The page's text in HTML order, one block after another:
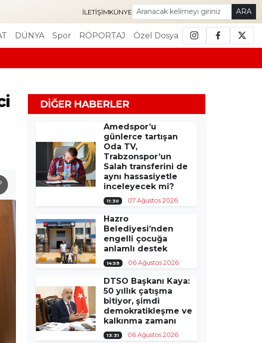
İLETIŞIMKÜNYE ARA
DÜNYA Spor RÖPORTAJ Özel Dosya
DIĞER HABERLER
Amedspor’u
günlerce tartışan
Oda TV,
Trabzonspor’un
Salah transferini de
aynı hassasiyetle
inceleyecek mi?
11:30 07 Ağustos 2026
Hazro
Belediyesi’nden
engelli çocuğa
anlamlı destek
14:59 06 Ağustos 2026
DTSO Başkanı Kaya:
50 yıllık çatışma
bitiyor, şimdi
demokratikleşme ve
kalkınma zamanı
13:31 06 Ağustos 2026